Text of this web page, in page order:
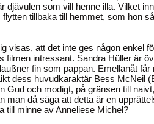
djävulen som vill henne illa. Vilket
tillbaka till hemmet, som hon
visas, att det inte ges någon enkel
filmen intressant. Sandra Hüller är
fin som pappan. Emellanåt får
dess huvudkaraktär Bess McNeil
Gud och modigt, på gränsen till
man då säga att detta är en
till minne av Anneliese Michel?